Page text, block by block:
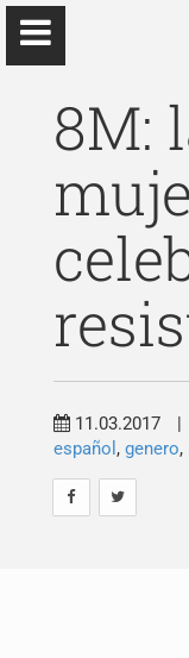
Início
Eventos
Pesquisa
8M:
11.03.2017 |
español , genero,